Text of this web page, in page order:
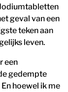
geval van een
teken aan
leven.
een
gedempte
hoewel ik me